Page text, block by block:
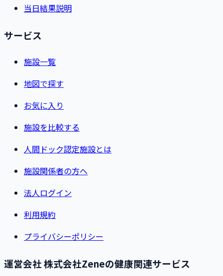
当日結果説明
サービス
施設一覧
地図で探す
お気に入り
施設を比較する
人間ドック認定施設とは
施設関係者の方へ
法人ログイン
利用規約
プライバシーポリシー
運営会社 株式会社Zeneの健康関連サービス